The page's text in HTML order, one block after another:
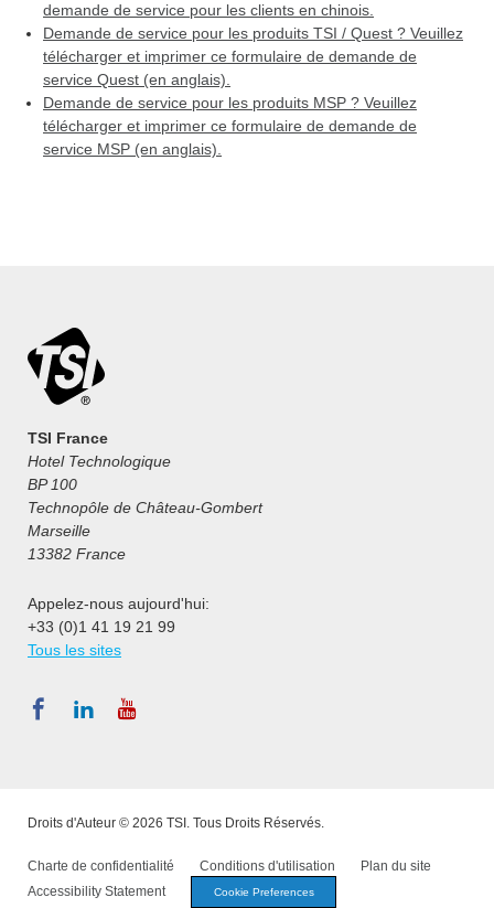
demande de service pour les clients en chinois.
Demande de service pour les produits TSI / Quest ? Veuillez
télécharger et imprimer ce formulaire de demande de
service Quest (en anglais).
Demande de service pour les produits MSP ? Veuillez
télécharger et imprimer ce formulaire de demande de
service MSP (en anglais).
TSI France
Hotel Technologique
BP 100
Technopôle de Château-Gombert
Marseille
13382 France
Appelez-nous aujourd'hui:
+33 (0)1 41 19 21 99
Tous les sites
Droits d'Auteur © 2026 TSI. Tous Droits Réservés.
Charte de confidentialité Conditions d'utilisation
Plan du site
Accessibility Statement
Cookie Preferences